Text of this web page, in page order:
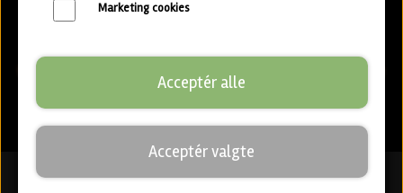
Nye øl hver måned
Marketing cookies
Acceptér alle
Acceptér valgte